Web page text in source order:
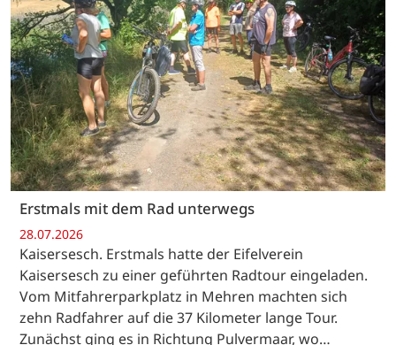
Erstmals mit dem Rad unterwegs
28.07.2026
Kaisersesch. Erstmals hatte der Eifelverein
Kaisersesch zu einer geführten Radtour eingeladen.
Vom Mitfahrerparkplatz in Mehren machten sich
zehn Radfahrer auf die 37 Kilometer lange Tour.
Zunächst ging es in Richtung Pulvermaar, wo…